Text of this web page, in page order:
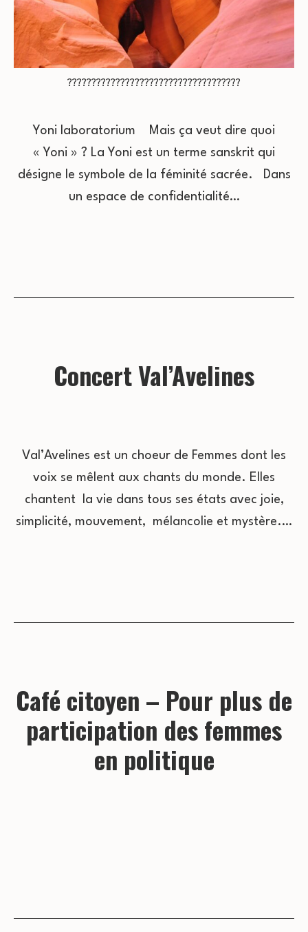
????????????????????????????????????
Yoni laboratorium Mais ça veut dire quoi
« Yoni » ? La Yoni est un terme sanskrit qui
désigne le symbole de la féminité sacrée. Dans
un espace de confidentialité…
Concert Val’Avelines
Val’Avelines est un choeur de Femmes dont les
voix se mêlent aux chants du monde. Elles
chantent la vie dans tous ses états avec joie,
simplicité, mouvement, mélancolie et mystère.…
Café citoyen – Pour plus de
participation des femmes
en politique